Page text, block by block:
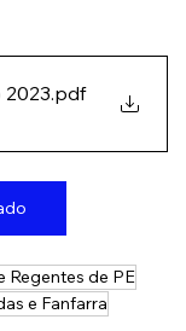
2023.pdf
Regentes de PE
e Fanfarra